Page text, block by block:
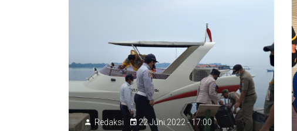
Redaksi 22 Juni 2022 - 17:00